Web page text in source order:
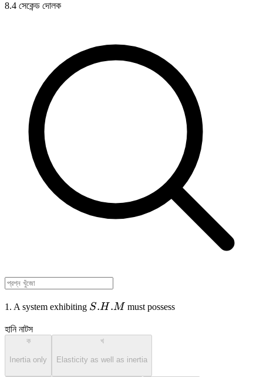
8.4 সেকেন্ড দোলক
1. A system exhibiting S.H.M
S.H .M must possess
হানি নাটস
ক
Inertia only
খ
Elasticity as well as inertia